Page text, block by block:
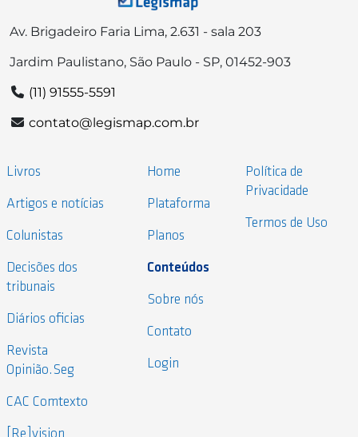
Av. Brigadeiro Faria Lima, 2.631 - sala 203
Jardim Paulistano, São Paulo - SP, 01452-903
(11) 91555-5591
contato@legismap.com.br
Livros
Artigos e notícias
Colunistas
Decisões dos
tribunais
Diários oficias
Revista
Opinião.Seg
CAC Comtexto
[Re]vision
Home
Plataforma
Planos
Conteúdos
Sobre nós
Contato
Login
Política de
Privacidade
Termos de Uso